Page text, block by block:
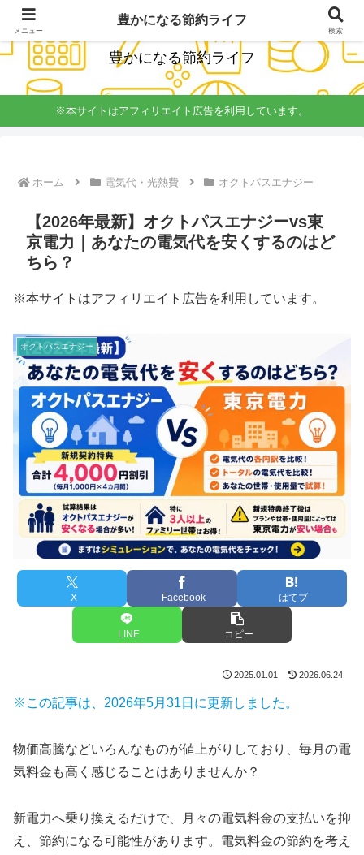
経理簿記の知識をいかし楽しく無理しない節約を発信
豊かになる節約ライフ
※本サイトはアフィリエイト広告を利用しています。
ホーム 電気代・光熱費 オクトパスエナジー
【2026年最新】オクトパスエナジーvs東
京電力｜あなたの電気代を安くするのはど
ちら？
※本サイトはアフィリエイト広告を利用しています。
オクトパスエナジー
X Facebook はてブ
LINE コピー
2025.01.01 2026.06.24
※この記事は、2026年5月31日に更新しました。
物価高騰などいろんなものが値上がりしており、毎月の電
気料金も高く感じることはありませんか？
新電力へ乗り換えるだけで、月々の電気料金の支払いを抑
え、節約になる可能性があります。電気料金の節約を考え
メニュー
豊かになる節約ライフ
検索